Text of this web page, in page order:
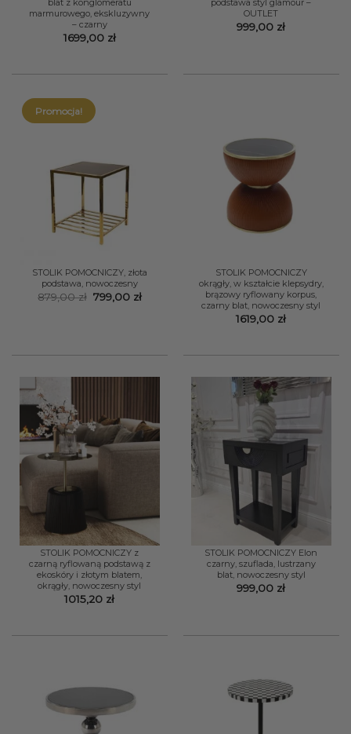
blat z konglomeratu
marmurowego, ekskluzywny
– czarny
1699,00 zł
podstawa styl glamour –
OUTLET
999,00 zł
Promocja!
STOLIK POMOCNICZY, złota
podstawa, nowoczesny
879,00zł Pierwotna
cena
799,00 złAktualna
STOLIK POMOCNICZY
okrągły, w kształcie klepsydry,
brązowy ryflowany korpus,
czarny blat, nowoczesny styl
1619,00 zł
STOLIK POMOCNICZY z
czarną ryflowaną podstawą z
ekoskóry i złotym blatem,
okrągły, nowoczesny styl
1015,20 zł
STOLIK POMOCNICZY Elon
czarny, szuflada, lustrzany
blat, nowoczesny styl
999,00 zł